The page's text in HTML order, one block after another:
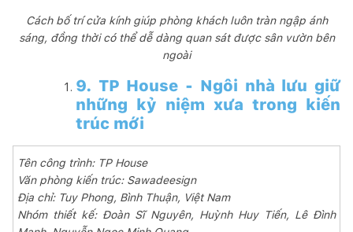
Cách bố trí cửa kính giúp phòng khách luôn tràn ngập ánh
sáng, đồng thời có thể dễ dàng quan sát được sân vườn bên
ngoài
9. TP House - Ngôi nhà lưu giữ
những kỷ niệm xưa trong kiến
trúc mới
Tên công trình: TP House
Văn phòng kiến trúc: Sawadeesign
Địa chỉ: Tuy Phong, Bình Thuận, Việt Nam
Nhóm thiết kế: Đoàn Sĩ Nguyên, Huỳnh Huy Tiến, Lê Đình